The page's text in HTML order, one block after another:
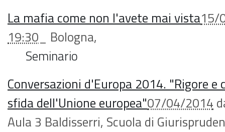
La mafia come non l'avete mai vista15/
19:30
Bologna,
Seminario
Conversazioni d'Europa 2014. "Rigore
sfida dell'Unione europea"07/04/2014
Aula 3 Baldisserri, Scuola di